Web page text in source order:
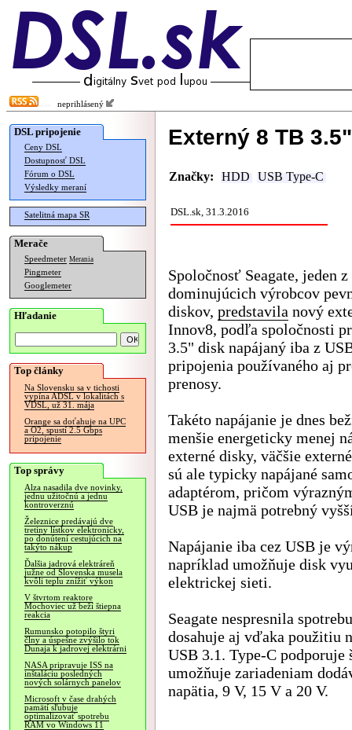
neprihlásený
DSL pripojenie
Ceny DSL
Dostupnosť DSL
Fórum o DSL
Výsledky meraní
Satelitná mapa SR
Merače
Speedmeter Merania
Pingmeter
Googlemeter
Hľadanie
Top články
Na Slovensku sa v tichosti
vypína ADSL v lokalitách s
VDSL, už 31. mája
Orange sa doťahuje na UPC
a O2, spustí 2.5 Gbps
pripojenie
Top správy
Alza nasadila dve novinky,
jednu užitočnú a jednu
kontroverznú
Železnice predávajú dve
tretiny lístkov elektronicky,
po donútení cestujúcich na
takýto nákup
Ďalšia jadrová elektráreň
južne od Slovenska musela
kvôli teplu znížiť výkon
V štvrtom reaktore
Mochoviec už beží štiepna
reakcia
Rumunsko potopilo štyri
člny a úspešne zvýšilo tok
Dunaja k jadrovej elektrárni
NASA pripravuje ISS na
inštaláciu posledných
nových solárnych panelov
Microsoft v čase drahých
pamätí sľubuje
optimalizovať spotrebu
RAM vo Windows 11
Externý 8 TB
Značky: HDD USB Type-C
DSL.sk, 31.3.2016
Spoločnosť Seagate, jeden
dominujúcich výrobcov
diskov, predstavila nový
Innov8, podľa spoločnosti
3.5" disk napájaný iba z
pripojenia používaného aj
prenosy.
Takéto napájanie je dnes
menšie energeticky menej
externé disky, väčšie
sú ale typicky napájané
adaptérom, pričom
USB je najmä potrebný
Napájanie iba cez USB je
napríklad umožňuje disk
elektrickej sieti.
Seagate nespresnila
dosahuje aj vďaka použitiu
USB 3.1. Type-C
umožňuje zariadeniam
napätia, 9 V, 15 V a 20 V.